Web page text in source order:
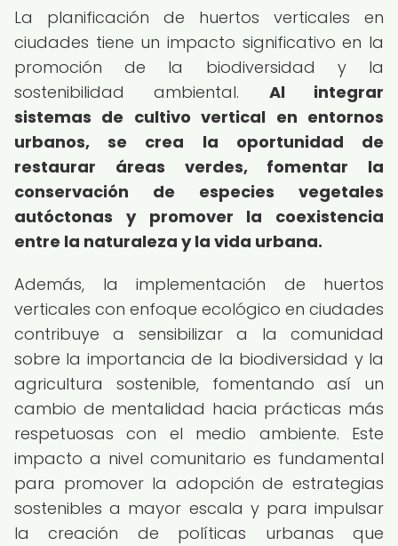
La planificación de huertos verticales en
ciudades tiene un impacto significativo en la
promoción de la biodiversidad y la
sostenibilidad ambiental. Al integrar
sistemas de cultivo vertical en entornos
urbanos, se crea la oportunidad de
restaurar áreas verdes, fomentar la
conservación de especies vegetales
autóctonas y promover la coexistencia
entre la naturaleza y la vida urbana.
Además, la implementación de huertos
verticales con enfoque ecológico en ciudades
contribuye a sensibilizar a la comunidad
sobre la importancia de la biodiversidad y la
agricultura sostenible, fomentando así un
cambio de mentalidad hacia prácticas más
respetuosas con el medio ambiente. Este
impacto a nivel comunitario es fundamental
para promover la adopción de estrategias
sostenibles a mayor escala y para impulsar
la creación de políticas urbanas que